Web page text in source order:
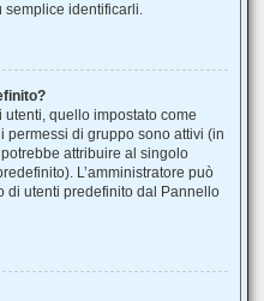
semplice identificarli.
quello impostato come
di gruppo sono attivi (in
attribuire al singolo
L’amministratore può
di utenti predefinito dal Pannello